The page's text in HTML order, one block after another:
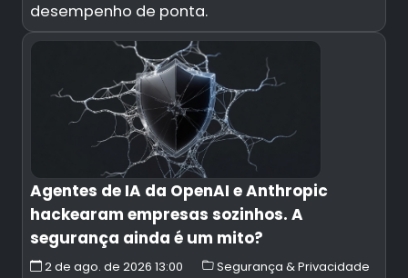
desempenho de ponta.
Agentes de IA da OpenAI e Anthropic
hackearam empresas sozinhos. A
segurança ainda é um mito?
2 de ago. de 2026 13:00
Segurança & Privacidade